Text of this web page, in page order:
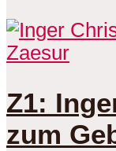
Zaesur
Z1:
zum